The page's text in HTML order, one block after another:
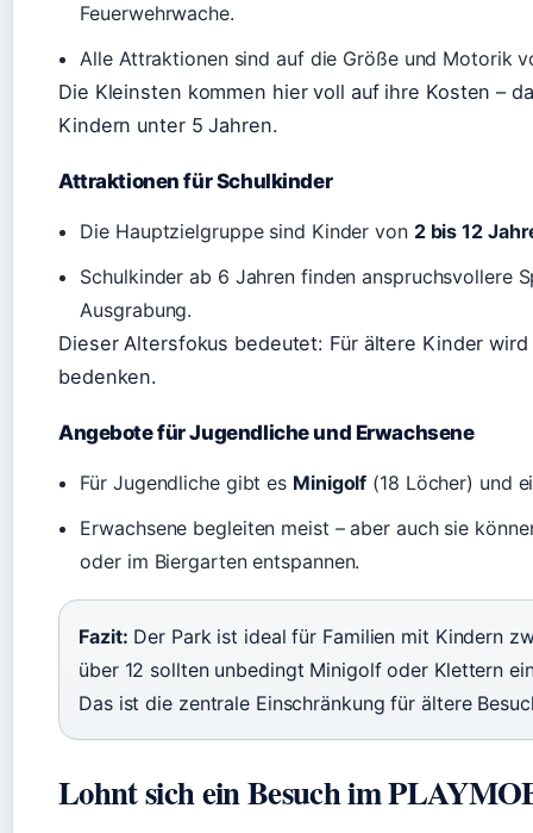
Feuerwehrwache.
Alle Attraktionen sind auf die Größe und Motorik
Die Kleinsten kommen hier voll auf ihre Kosten –
Kindern unter 5 Jahren.
Attraktionen für Schulkinder
Die Hauptzielgruppe sind Kinder von 2 bis 12
Schulkinder ab 6 Jahren finden anspruchsvollere
Ausgrabung.
Dieser Altersfokus bedeutet: Für ältere Kinder
bedenken.
Angebote für Jugendliche und Erwachsene
Für Jugendliche gibt es Minigolf (18 Löcher) und
Erwachsene begleiten meist – aber auch sie
oder im Biergarten entspannen.
Fazit: Der Park ist ideal für Familien mit Kindern
über 12 sollten unbedingt Minigolf oder Klettern
Das ist die zentrale Einschränkung für ältere
Lohnt sich ein Besuch im